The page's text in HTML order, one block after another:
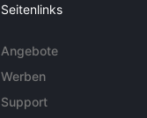
Seitenlinks
Angebote
Werben
Support